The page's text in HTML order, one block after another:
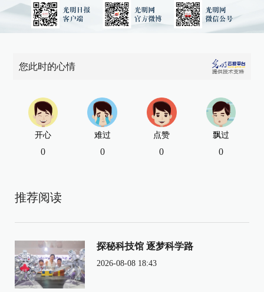
您此时的心情
开心
0
难过
0
点赞
0
飘过
0
推荐阅读
探秘科技馆 逐梦科学路
2026-08-08 18:43